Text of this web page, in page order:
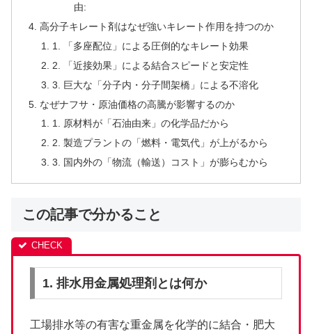
由:
高分子キレート剤はなぜ強いキレート作用を持つのか
1. 「多座配位」による圧倒的なキレート効果
2. 「近接効果」による結合スピードと安定性
3. 巨大な「分子内・分子間架橋」による不溶化
なぜナフサ・原油価格の高騰が影響するのか
1. 原材料が「石油由来」の化学品だから
2. 製造プラントの「燃料・電気代」が上がるから
3. 国内外の「物流（輸送）コスト」が膨らむから
この記事で分かること
1. 排水用金属処理剤とは何か
工場排水等の有害な重金属を化学的に結合・肥大